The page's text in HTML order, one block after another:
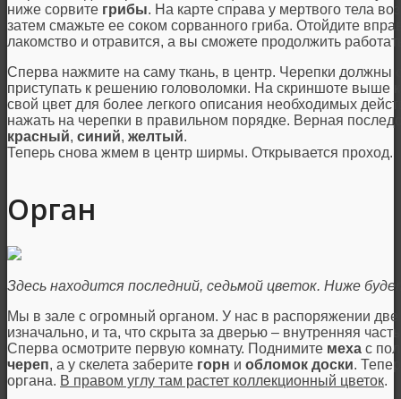
ниже сорвите грибы. На карте справа у мертвого тела
затем смажьте ее соком сорванного гриба. Отойдите
лакомство и отравится, а вы сможете продолжить
Сперва нажмите на саму ткань, в центр. Черепки должны
приступать к решению головоломки. На скриншоте выше
свой цвет для более легкого описания необходимых
нажать на черепки в правильном порядке. Верная
красный, синий, желтый.
Теперь снова жмем в центр ширмы. Открывается проход.
Орган
Здесь находится последний, седьмой цветок. Ниже
Мы в зале с огромный органом. У нас в распоряжении
изначально, и та, что скрыта за дверью – внутренняя
Сперва осмотрите первую комнату. Поднимите меха с
череп, а у скелета заберите горн и обломок доски.
органа. В правом углу там растет коллекционный цветок.